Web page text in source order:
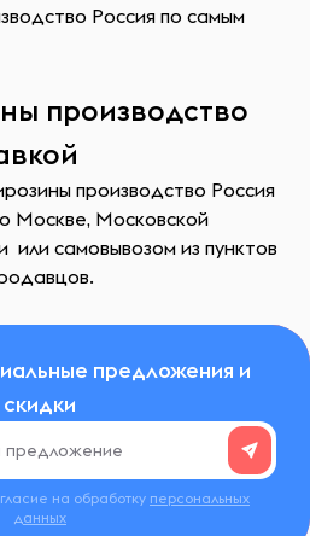
Россия по самым
производство
производство Россия
Москве, Московской
или самовывозом из пунктов
предложения и
скидки
на обработку персональных
данных